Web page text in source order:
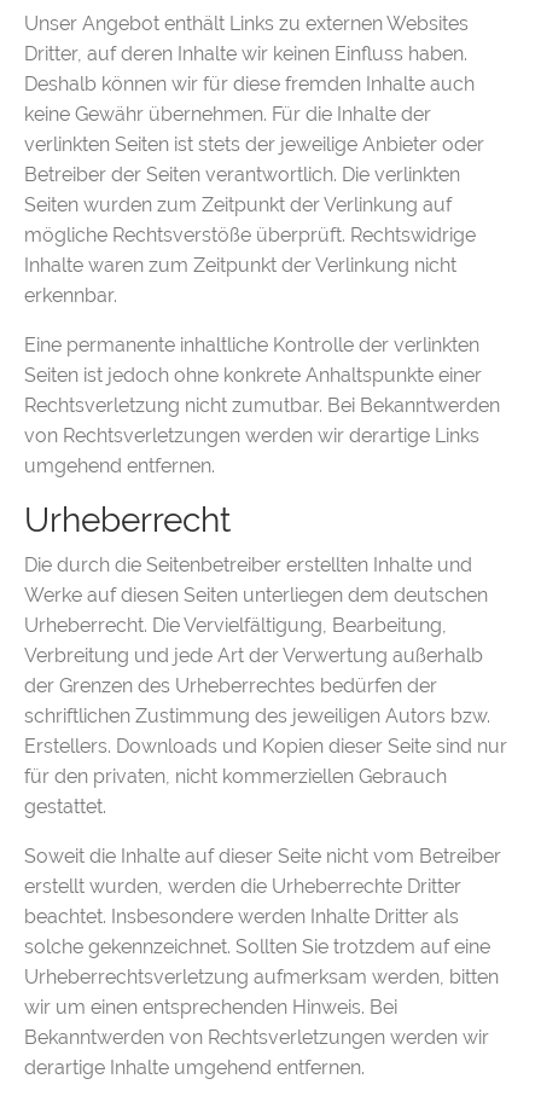
Unser Angebot enthält Links zu externen Websites
Dritter, auf deren Inhalte wir keinen Einfluss haben.
Deshalb können wir für diese fremden Inhalte auch
keine Gewähr übernehmen. Für die Inhalte der
verlinkten Seiten ist stets der jeweilige Anbieter oder
Betreiber der Seiten verantwortlich. Die verlinkten
Seiten wurden zum Zeitpunkt der Verlinkung auf
mögliche Rechtsverstöße überprüft. Rechtswidrige
Inhalte waren zum Zeitpunkt der Verlinkung nicht
erkennbar.
Eine permanente inhaltliche Kontrolle der verlinkten
Seiten ist jedoch ohne konkrete Anhaltspunkte einer
Rechtsverletzung nicht zumutbar. Bei Bekanntwerden
von Rechtsverletzungen werden wir derartige Links
umgehend entfernen.
Urheberrecht
Die durch die Seitenbetreiber erstellten Inhalte und
Werke auf diesen Seiten unterliegen dem deutschen
Urheberrecht. Die Vervielfältigung, Bearbeitung,
Verbreitung und jede Art der Verwertung außerhalb
der Grenzen des Urheberrechtes bedürfen der
schriftlichen Zustimmung des jeweiligen Autors bzw.
Erstellers. Downloads und Kopien dieser Seite sind nur
für den privaten, nicht kommerziellen Gebrauch
gestattet.
Soweit die Inhalte auf dieser Seite nicht vom Betreiber
erstellt wurden, werden die Urheberrechte Dritter
beachtet. Insbesondere werden Inhalte Dritter als
solche gekennzeichnet. Sollten Sie trotzdem auf eine
Urheberrechtsverletzung aufmerksam werden, bitten
wir um einen entsprechenden Hinweis. Bei
Bekanntwerden von Rechtsverletzungen werden wir
derartige Inhalte umgehend entfernen.